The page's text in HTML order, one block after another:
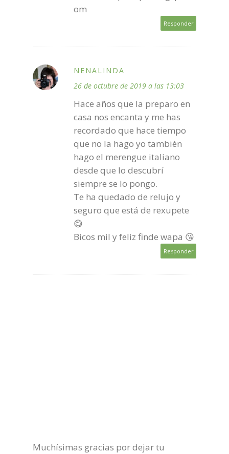
om
Responder
NENALINDA
26 de octubre de 2019 a las 13:03
Hace años que la preparo en
casa nos encanta y me has
recordado que hace tiempo
que no la hago yo también
hago el merengue italiano
desde que lo descubrí
siempre se lo pongo.
Te ha quedado de relujo y
seguro que está de rexupete
😋
Bicos mil y feliz finde wapa 😘
Responder
Muchísimas gracias por dejar tu